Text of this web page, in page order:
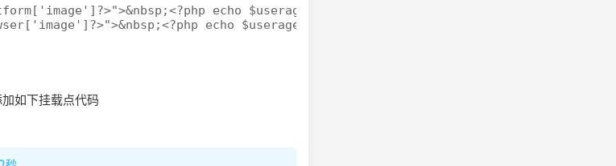
echo $useragent->platform['title']; ?>&nbsp;
echo $useragent->browser['title']; ?>
如下挂载点代码